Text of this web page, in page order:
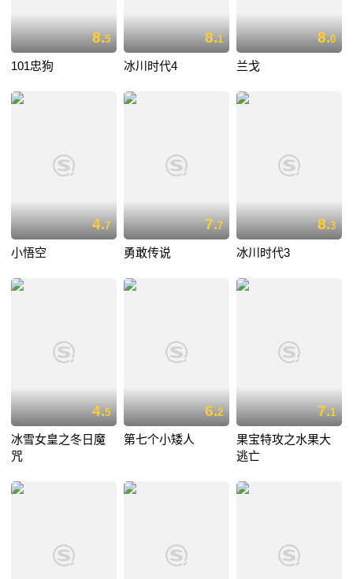
8.5
101忠狗
8.1
冰川时代4
8.0
兰戈
4.7
小悟空
7.7
勇敢传说
8.3
冰川时代3
4.5
冰雪女皇之冬日魔
咒
6.2
第七个小矮人
7.1
果宝特攻之水果大
逃亡